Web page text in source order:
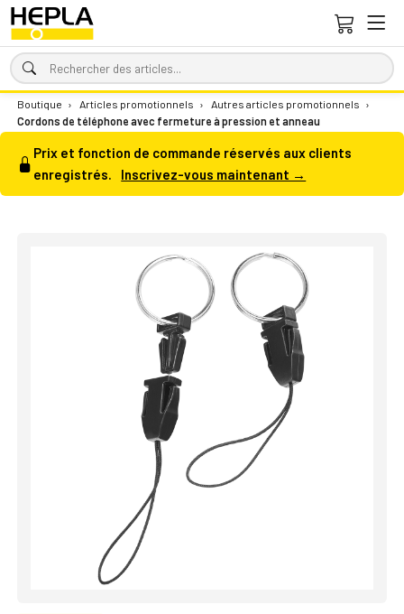
Boutique › Articles promotionnels › Autres articles promotionnels ›
Cordons de téléphone avec fermeture à pression et anneau
Prix et fonction de commande réservés aux clients
enregistrés.
Inscrivez-vous maintenant →